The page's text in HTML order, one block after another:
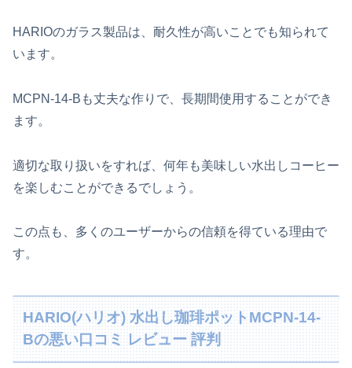
HARIOのガラス製品は、耐久性が高いことでも知られて
います。
MCPN-14-Bも丈夫な作りで、長期間使用することができ
ます。
適切な取り扱いをすれば、何年も美味しい水出しコーヒー
を楽しむことができるでしょう。
この点も、多くのユーザーからの信頼を得ている理由で
す。
HARIO(ハリオ) 水出し珈琲ポットMCPN-14-
Bの悪い口コミ レビュー 評判